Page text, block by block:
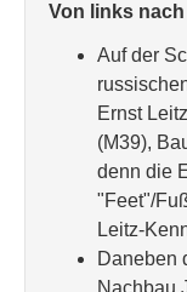
Von links
Auf der
Ernst
(M39),
denn die
"Feet"/
Leitz-
Daneben
Nachbau